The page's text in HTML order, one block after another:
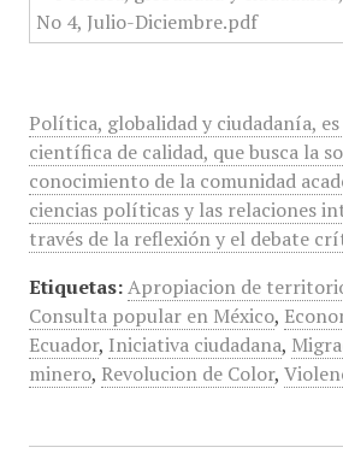
Política, globalidad y ciudadanía,
científica de calidad, que busca la
conocimiento de la comunidad
ciencias políticas y las relaciones
través de la reflexión y el debate
Etiquetas: Apropiacion de
Consulta popular en México,
Ecuador, Iniciativa ciudadana,
minero, Revolucion de Color,